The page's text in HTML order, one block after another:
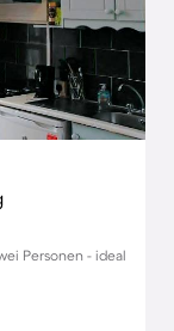
Personen - ideal